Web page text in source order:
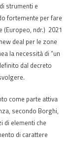
strumenti e
fortemente per fare
ndr.) 2021
deal per le zone
la necessità di “un
dal decreto
come parte attiva
secondo Borghi,
di elementi che
di carattere